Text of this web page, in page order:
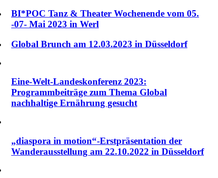
BI*POC Tanz & Theater Wochenende vom 05.
-07- Mai 2023 in Werl
Global Brunch am 12.03.2023 in Düsseldorf
Eine-Welt-Landeskonferenz 2023:
Programmbeiträge zum Thema Global
nachhaltige Ernährung gesucht
„diaspora in motion“-Erstpräsentation der
Wanderausstellung am 22.10.2022 in Düsseldorf